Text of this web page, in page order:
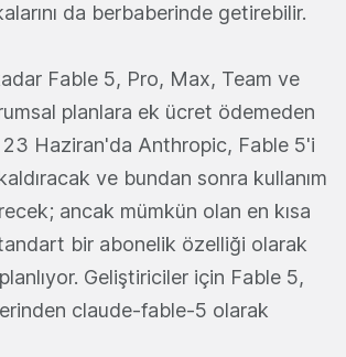
da berbaberinde getirebilir.
Fable 5, Pro, Max, Team ve
planlara ek ücret ödemeden
Haziran'da Anthropic, Fable 5'i
ve bundan sonra kullanım
ancak mümkün olan en kısa
bir abonelik özelliği olarak
Geliştiriciler için Fable 5,
claude-fable-5 olarak